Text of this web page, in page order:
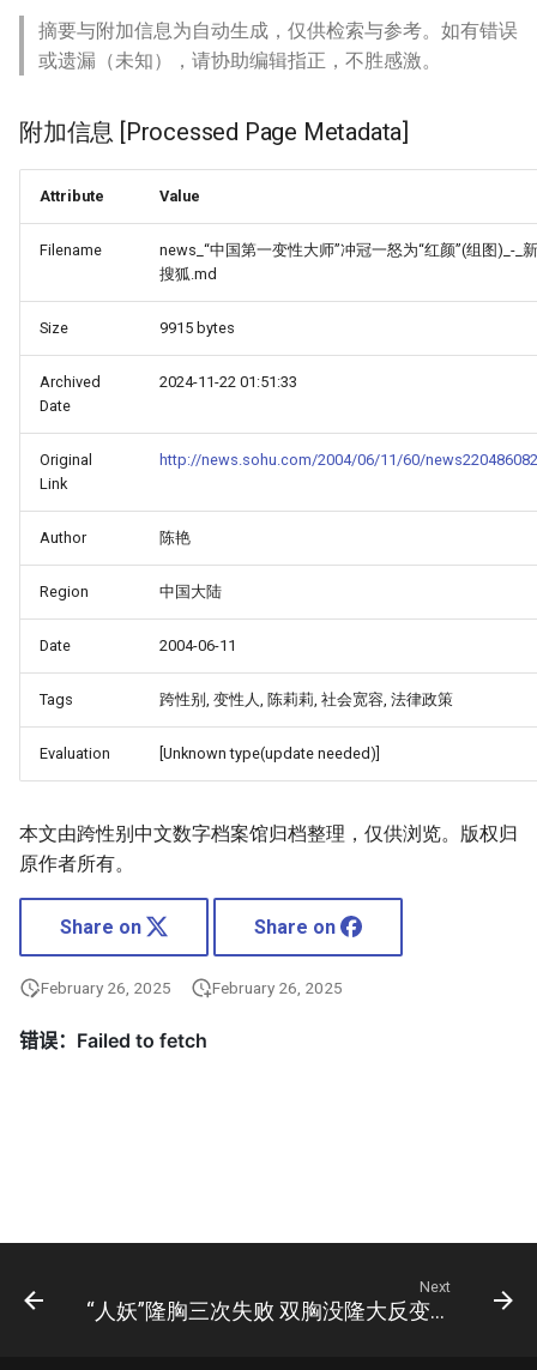
摘要与附加信息为自动生成，仅供检索与参考。如有错误
或遗漏（未知），请协助编辑指正，不胜感激。
附加信息 [Processed Page Metadata]
Attribute Value
Filename
news_“中国第一变性大师”冲冠一怒为“红颜”(组图)_-_
搜狐.md
Size 9915 bytes
Archived
Date
2024-11-22 01:51:33
Original
Link
http://news.sohu.com/2004/06/11/60/
Author 陈艳
Region 中国大陆
Date 2004-06-11
Tags 跨性别, 变性人, 陈莉莉, 社会宽容, 法律政策
Evaluation [Unknown type(update needed)]
本文由跨性别中文数字档案馆归档整理，仅供浏览。版权归
原作者所有。
Share on Share on
February 26, 2025 February 26, 2025
Next
“人妖”隆胸三次失败 双胸没隆大反变平坦(图)